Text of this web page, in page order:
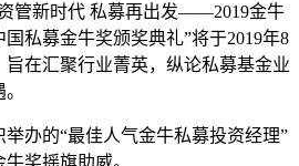
管新时代 私募再出发——2019金牛
私募金牛奖颁奖典礼”将于2019年8
旨在汇聚行业菁英，纵论私募基金业
办的“最佳人气金牛私募投资经理”
奖摇旗助威。